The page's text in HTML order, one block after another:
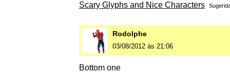
Scary Glyphs and Nice Characters
Rodolphe
03/08/2012 às 21:06
Bottom one